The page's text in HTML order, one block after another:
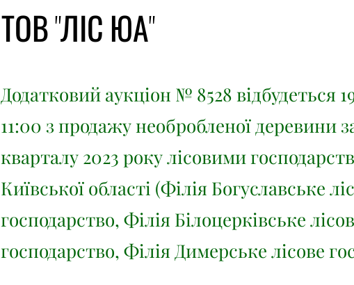
ТОВ "ЛІС ЮА"
Додатковий аукціон № 8528 відбудеться
11:00 з продажу необробленої деревини
кварталу 2023 року лісовими
Київської області (Філія Богуславське
господарство, Філія Білоцерківське
господарство, Філія Димерське лісове